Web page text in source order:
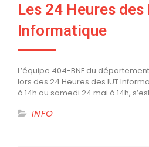
Les 24 Heures des
Informatique
L’équipe 404-BNF du département
lors des 24 Heures des IUT
à 14h au samedi 24 mai à 14h,
INFO